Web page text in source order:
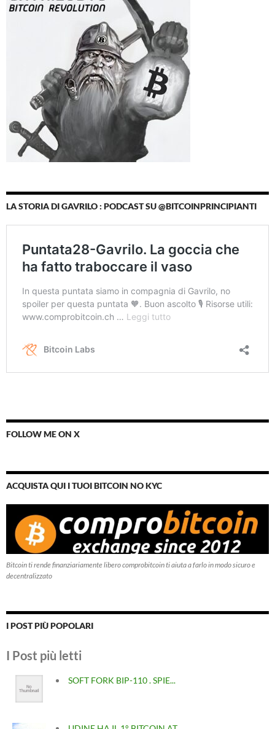
LA STORIA DI GAVRILO : PODCAST SU @BITCOINPRINCIPIANTI
FOLLOW ME ON X
ACQUISTA QUI I TUOI BITCOIN NO KYC
Bitcoin ti rende finanziariamente libero comprobitcoin ti aiuta a farlo in modo sicuro e
decentralizzato
I POST PIÙ POPOLARI
I Post più letti
SOFT FORK BIP-110 . SPIE...